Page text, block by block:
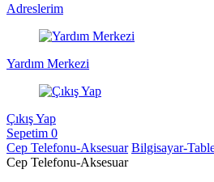
Adreslerim
Yardım Merkezi
Çıkış Yap
Sepetim 0
Cep Telefonu-Aksesuar Bilgisayar-
Cep Telefonu-Aksesuar